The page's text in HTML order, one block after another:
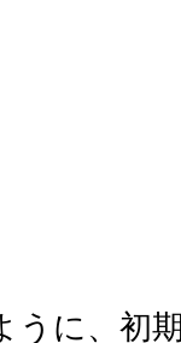
うに、初